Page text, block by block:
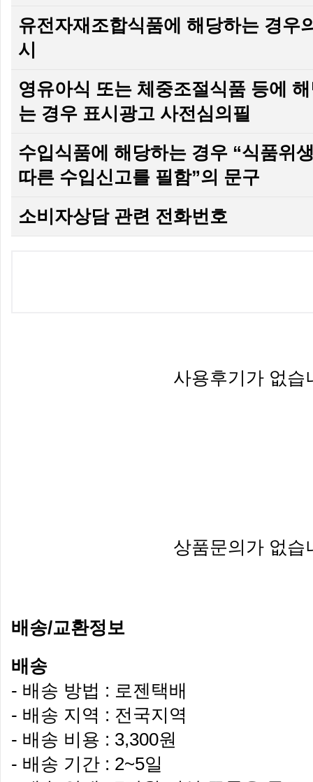
유전자재조합식품에 해당하는 경우
시
영유아식 또는 체중조절식품 등에
는 경우 표시광고 사전심의필
수입식품에 해당하는 경우 “식품위
따른 수입신고를 필함”의 문구
소비자상담 관련 전화번호
사용후기가 없습
상품문의가 없습
배송/교환정보
배송
- 배송 방법 : 로젠택배
- 배송 지역 : 전국지역
- 배송 비용 : 3,300원
- 배송 기간 : 2~5일